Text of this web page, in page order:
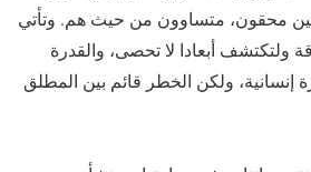
محقون، متساوون من حيث هم. وتأتي
ولتكتشف أبعادا لا تحصى، والقدرة
إنسانية، ولكن الخطر قائم بين المطلق